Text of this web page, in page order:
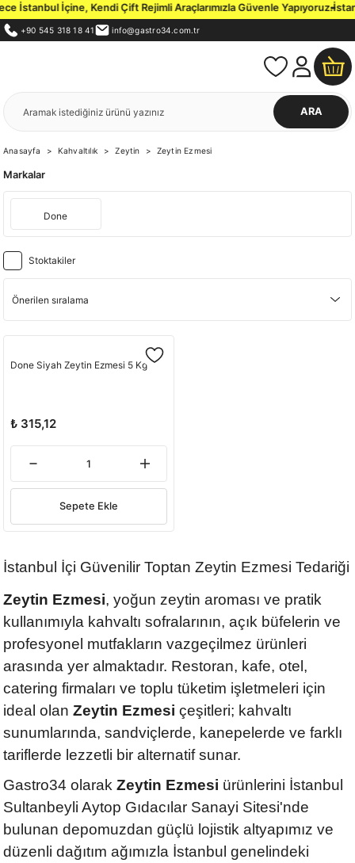
İstanbul İçine, Kendi Çift Rejimli Araçlarımızla Güvenle Yapıyoruz.
+90 545 318 18 41 info@gastro34.com.tr
ARA
Anasayfa Kahvaltılık Zeytin Zeytin Ezmesi
Markalar
Done
Stoktakiler
Done Siyah Zeytin Ezmesi 5 Kg
₺ 315,12
Sepete Ekle
İstanbul İçi Güvenilir Toptan Zeytin Ezmesi Tedariği
Zeytin Ezmesi, yoğun zeytin aroması ve pratik
kullanımıyla kahvaltı sofralarının, açık büfelerin ve
profesyonel mutfakların vazgeçilmez ürünleri
arasında yer almaktadır. Restoran, kafe, otel,
catering firmaları ve toplu tüketim işletmeleri için
ideal olan Zeytin Ezmesi çeşitleri; kahvaltı
sunumlarında, sandviçlerde, kanepelerde ve farklı
tariflerde lezzetli bir alternatif sunar.
Gastro34 olarak Zeytin Ezmesi ürünlerini İstanbul
Sultanbeyli Aytop Gıdacılar Sanayi Sitesi'nde
bulunan depomuzdan güçlü lojistik altyapımız ve
düzenli dağıtım ağımızla İstanbul genelindeki